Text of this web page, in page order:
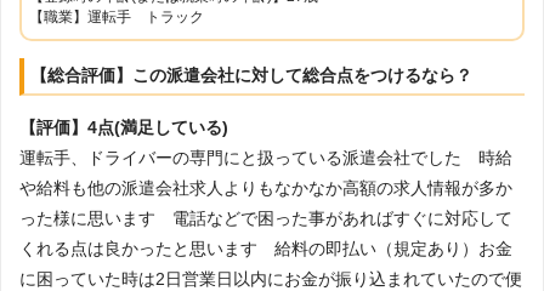
【職業】運転手 トラック
【総合評価】この派遣会社に対して総合点をつけるなら？
【評価】4点(満足している)
運転手、ドライバーの専門にと扱っている派遣会社でした 時給
や給料も他の派遣会社求人よりもなかなか高額の求人情報が多か
った様に思います 電話などで困った事があればすぐに対応して
くれる点は良かったと思います 給料の即払い（規定あり）お金
に困っていた時は2日営業日以内にお金が振り込まれていたので便